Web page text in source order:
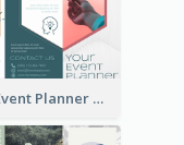
Your Event Planner Brochure